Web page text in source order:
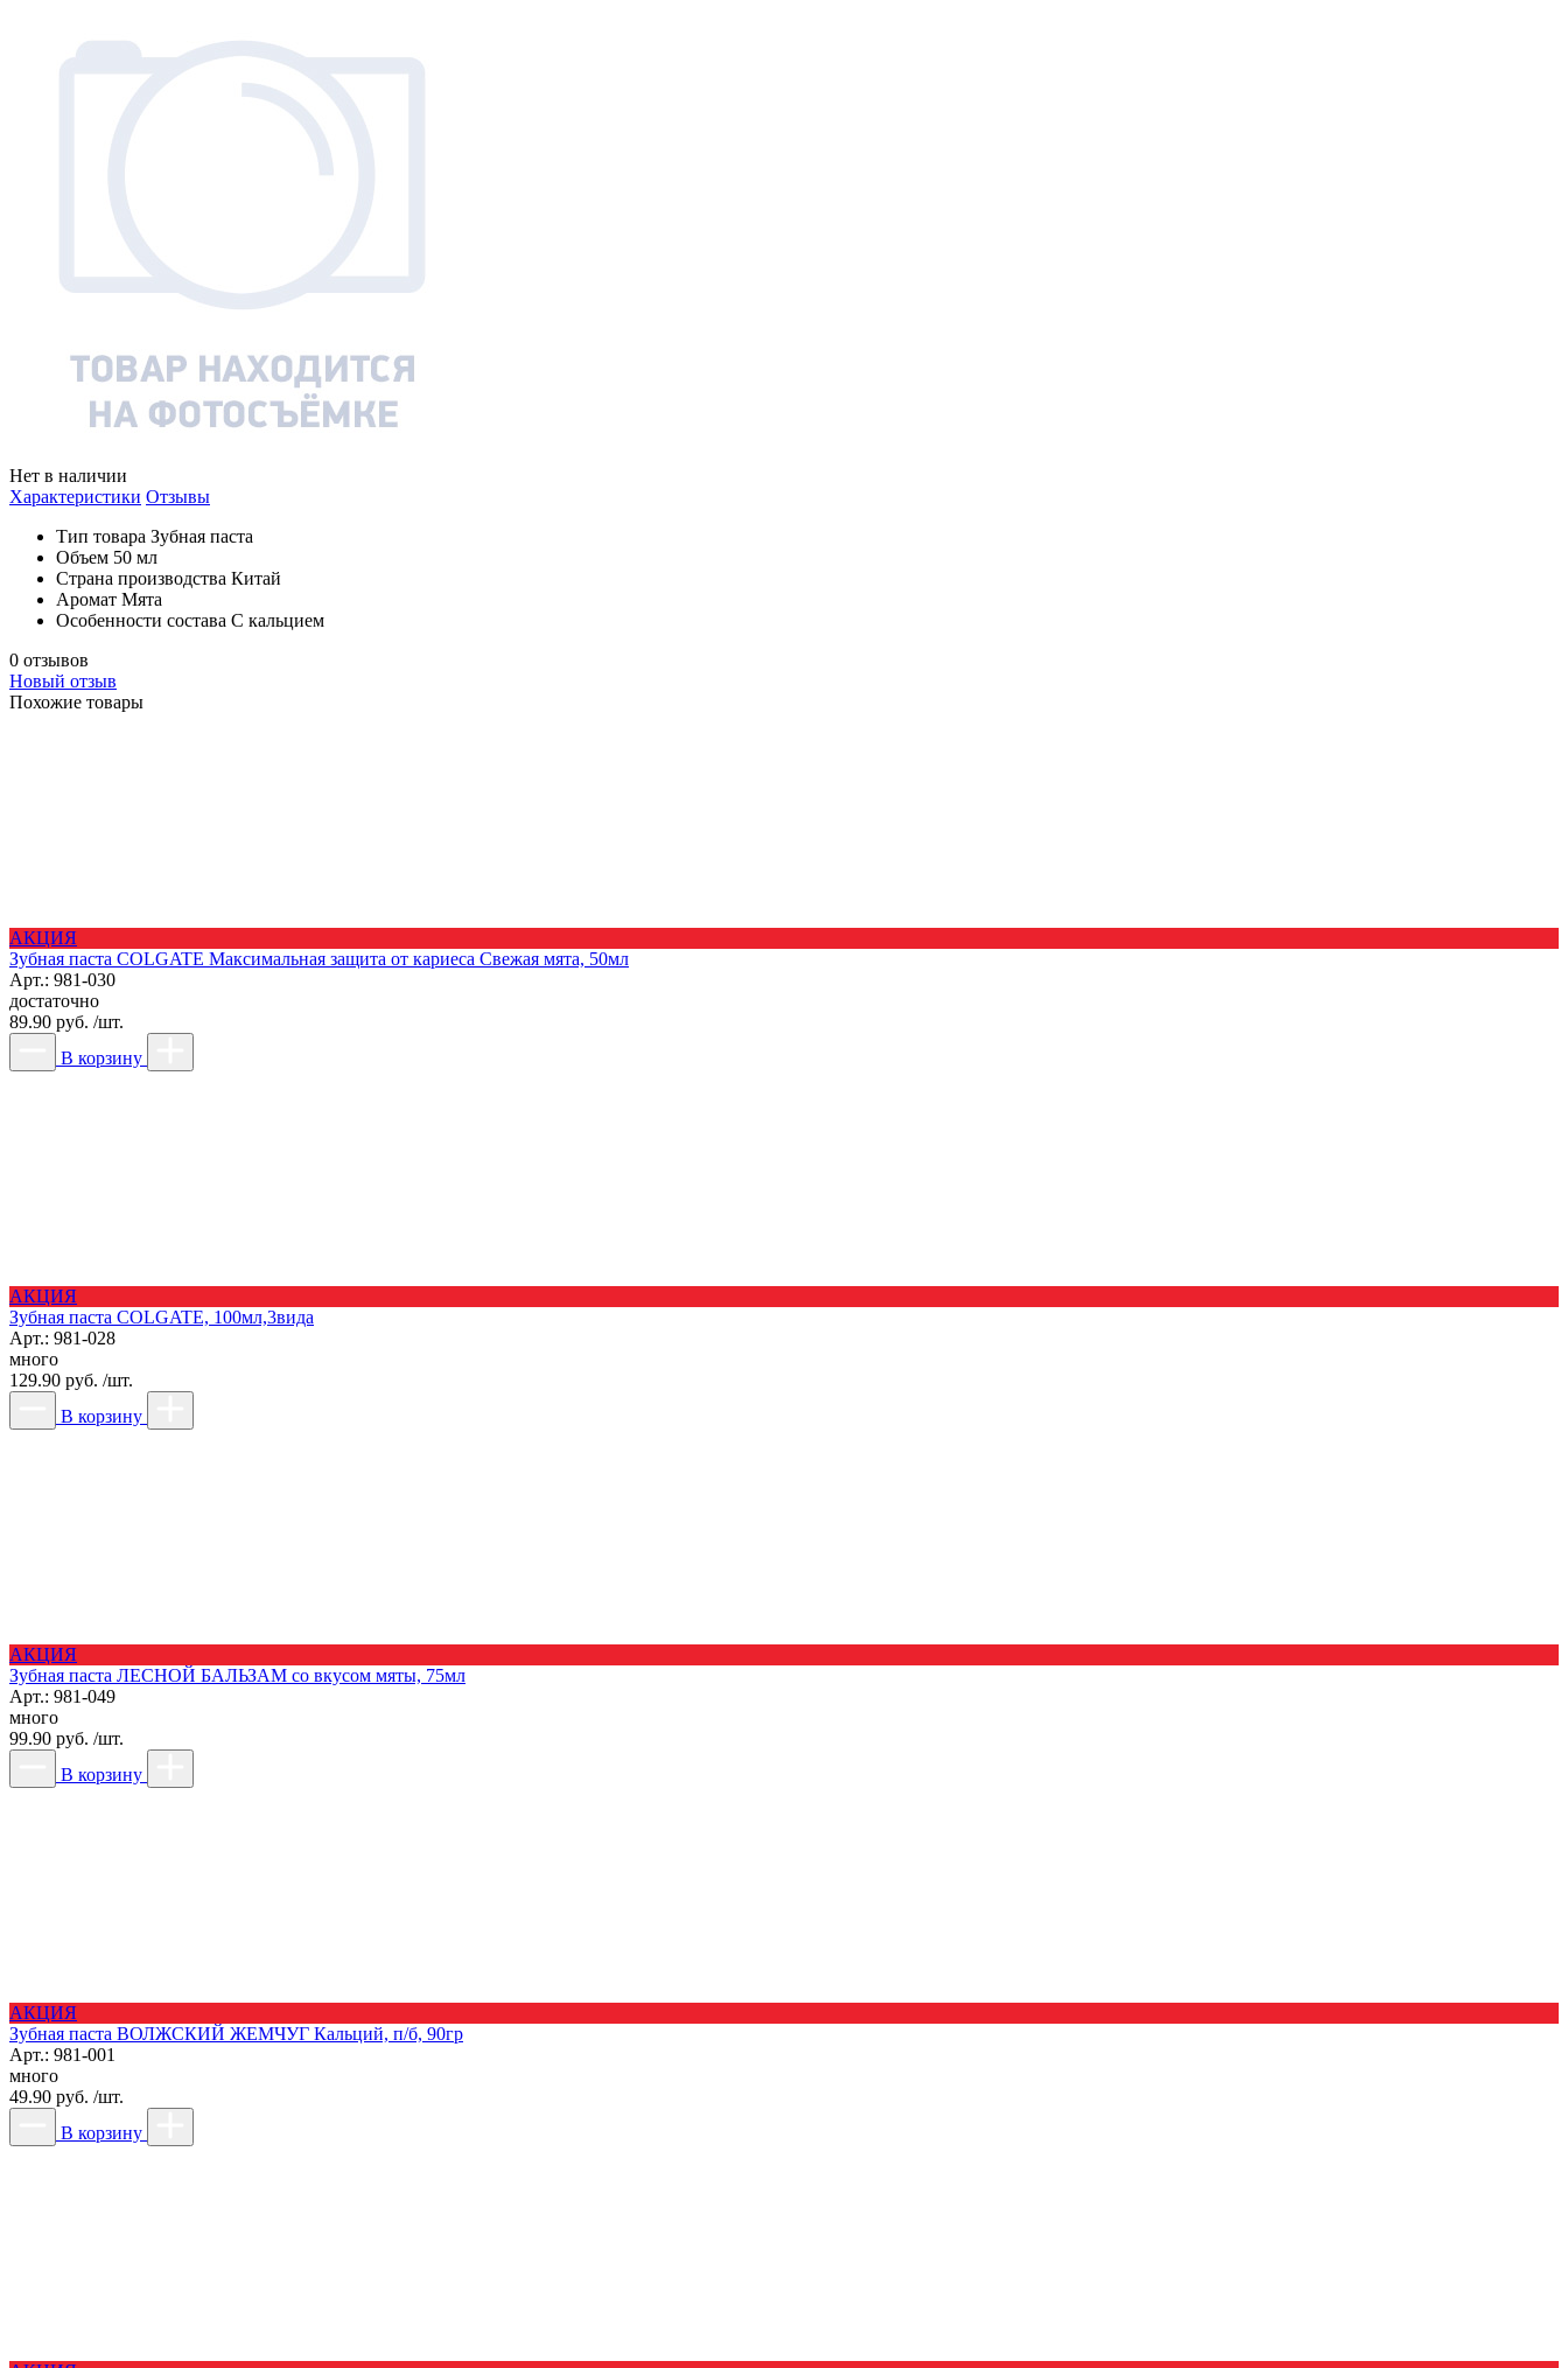
Нет в наличии
Характеристики Отзывы
Тип товара Зубная паста
Объем 50 мл
Страна производства Китай
Аромат Мята
Особенности состава С кальцием
0 отзывов
Новый отзыв
Похожие товары
АКЦИЯ
Зубная паста COLGATE Максимальная защита от кариеса Свежая мята, 50мл
Арт.: 981-030
достаточно
89.90 руб. /шт.
В корзину
АКЦИЯ
Зубная паста COLGATE, 100мл,3вида
Арт.: 981-028
много
129.90 руб. /шт.
В корзину
АКЦИЯ
Зубная паста ЛЕСНОЙ БАЛЬЗАМ со вкусом мяты, 75мл
Арт.: 981-049
много
99.90 руб. /шт.
В корзину
АКЦИЯ
Зубная паста ВОЛЖСКИЙ ЖЕМЧУГ Кальций, п/б, 90гр
Арт.: 981-001
много
49.90 руб. /шт.
В корзину